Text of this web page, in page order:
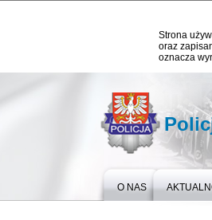
Strona
oraz
oznacza
O NAS